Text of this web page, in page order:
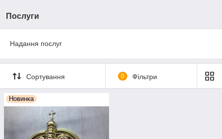
Послуги
Надання послуг
Сортування 0 Фільтри
Новинка